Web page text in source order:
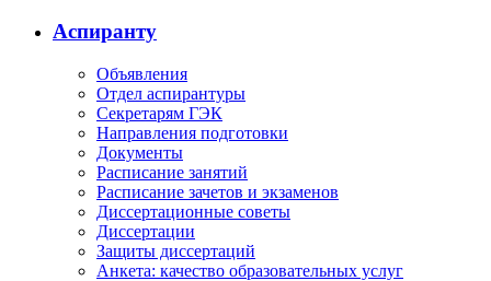
Аспиранту
Объявления
Отдел аспирантуры
Секретарям ГЭК
Направления подготовки
Документы
Расписание занятий
Расписание зачетов и экзаменов
Диссертационные советы
Диссертации
Защиты диссертаций
Анкета: качество образовательных услуг